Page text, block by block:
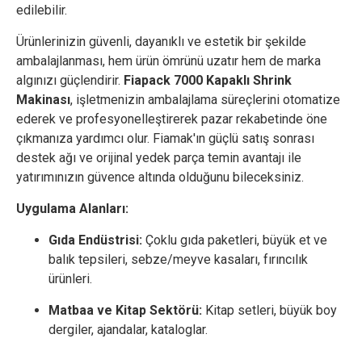
edilebilir.
Ürünlerinizin güvenli, dayanıklı ve estetik bir şekilde
ambalajlanması, hem ürün ömrünü uzatır hem de marka
algınızı güçlendirir. Fiapack 7000 Kapaklı Shrink
Makinası, işletmenizin ambalajlama süreçlerini otomatize
ederek ve profesyonelleştirerek pazar rekabetinde öne
çıkmanıza yardımcı olur. Fiamak'ın güçlü satış sonrası
destek ağı ve orijinal yedek parça temin avantajı ile
yatırımınızın güvence altında olduğunu bileceksiniz.
Uygulama Alanları:
Gıda Endüstrisi: Çoklu gıda paketleri, büyük et ve
balık tepsileri, sebze/meyve kasaları, fırıncılık
ürünleri.
Matbaa ve Kitap Sektörü: Kitap setleri, büyük boy
dergiler, ajandalar, kataloglar.